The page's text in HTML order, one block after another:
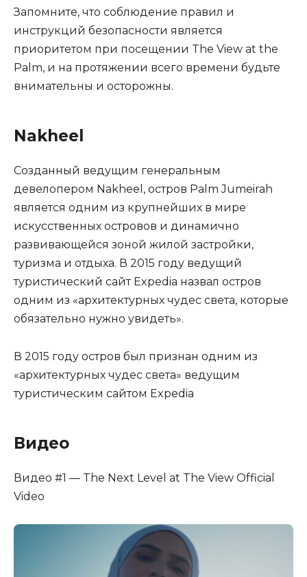
Запомните, что соблюдение правил и
инструкций безопасности является
приоритетом при посещении The View at the
Palm, и на протяжении всего времени будьте
внимательны и осторожны.
Nakheel
Созданный ведущим генеральным
девелопером Nakheel, остров Palm Jumeirah
является одним из крупнейших в мире
искусственных островов и динамично
развивающейся зоной жилой застройки,
туризма и отдыха. В 2015 году ведущий
туристический сайт Expedia назвал остров
одним из «архитектурных чудес света, которые
обязательно нужно увидеть».
В 2015 году остров был признан одним из
«архитектурных чудес света» ведущим
туристическим сайтом Expedia
Видео
Видео #1 — The Next Level at The View Official
Video